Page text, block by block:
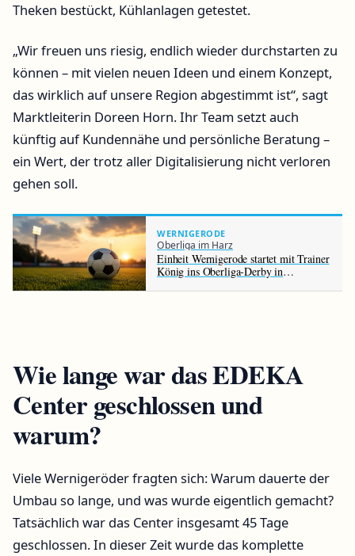
Theken bestückt, Kühlanlagen getestet.
„Wir freuen uns riesig, endlich wieder durchstarten zu
können – mit vielen neuen Ideen und einem Konzept,
das wirklich auf unsere Region abgestimmt ist“, sagt
Marktleiterin Doreen Horn. Ihr Team setzt auch
künftig auf Kundennähe und persönliche Beratung –
ein Wert, der trotz aller Digitalisierung nicht verloren
gehen soll.
WERNIGERODE
Oberliga im Harz
Einheit Wernigerode startet mit Trainer
König ins Oberliga-Derby in
Wie lange war das EDEKA
Center geschlossen und
warum?
Viele Wernigeröder fragten sich: Warum dauerte der
Umbau so lange, und was wurde eigentlich gemacht?
Tatsächlich war das Center insgesamt 45 Tage
geschlossen. In dieser Zeit wurde das komplette